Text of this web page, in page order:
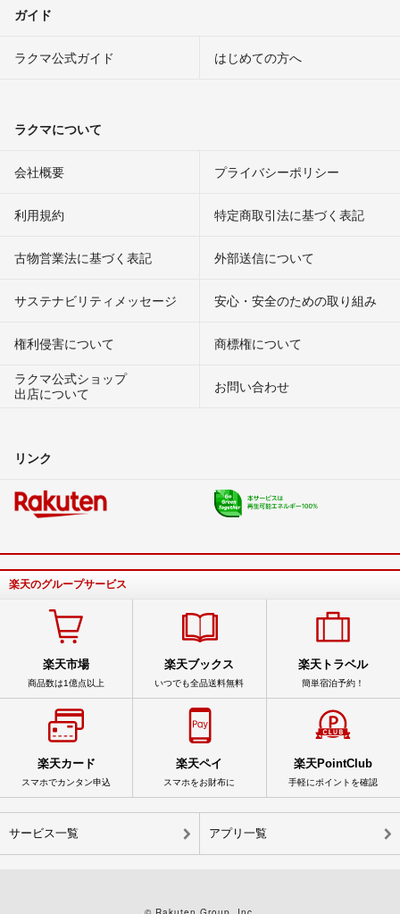
ガイド
ラクマ公式ガイド はじめての方へ
ラクマについて
会社概要 プライバシーポリシー
利用規約 特定商取引法に基づく表記
古物営業法に基づく表記 外部送信について
サステナビリティメッセージ 安心・安全のための取り組み
権利侵害について
商標権について
ラクマ公式ショップ
出店について
お問い合わせ
リンク
楽天のグループサービス
楽天市場
商品数は1億点以上
楽天ブックス
いつでも全品送料無料
楽天トラベル
簡単宿泊予約！
楽天カード
スマホでカンタン申込
楽天ペイ
スマホをお財布に
楽天PointClub
手軽にポイントを確認
サービス一覧 アプリ一覧